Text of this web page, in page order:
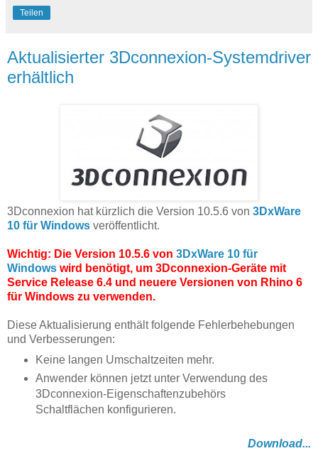
Teilen
Aktualisierter 3Dconnexion-Systemdriver
erhältlich
3Dconnexion hat kürzlich die Version 10.5.6 von 3DxWare
10 für Windows veröffentlicht.
Wichtig: Die Version 10.5.6 von 3DxWare 10 für
Windows wird benötigt, um 3Dconnexion-Geräte mit
Service Release 6.4 und neuere Versionen von Rhino 6
für Windows zu verwenden.
Diese Aktualisierung enthält folgende Fehlerbehebungen
und Verbesserungen:
Keine langen Umschaltzeiten mehr.
Anwender können jetzt unter Verwendung des
3Dconnexion-Eigenschaftenzubehörs
Schaltflächen konfigurieren.
Download...